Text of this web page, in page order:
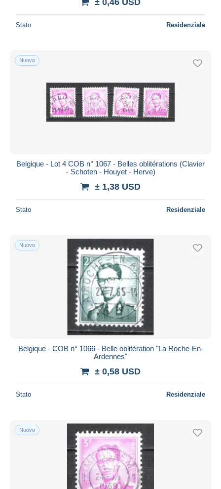
Stato Residenziale
Nuovo
Belgique - Lot 4 COB n° 1067 - Belles oblitérations (Clavier
- Schoten - Houyet - Herve)
± 1,38 USD
Stato Residenziale
Nuovo
Belgique - COB n° 1066 - Belle oblitération "La Roche-En-
Ardennes"
± 0,58 USD
Stato Residenziale
Nuovo